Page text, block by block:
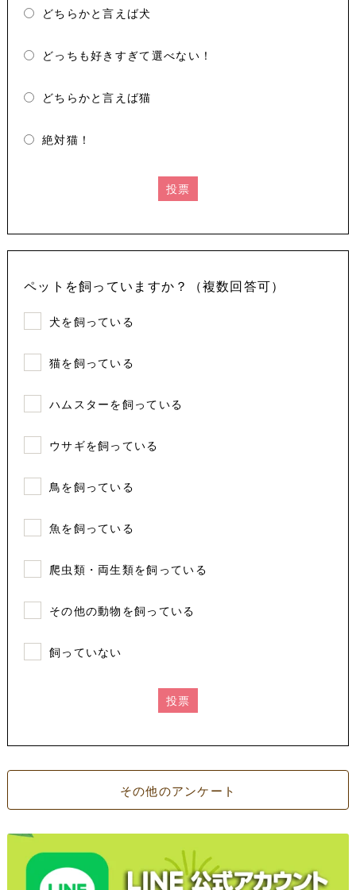
どちらかと言えば犬
どっちも好きすぎて選べない！
どちらかと言えば猫
絶対猫！
投票
ペットを飼っていますか？（複数回答可）
犬を飼っている
猫を飼っている
ハムスターを飼っている
ウサギを飼っている
鳥を飼っている
魚を飼っている
爬虫類・両生類を飼っている
その他の動物を飼っている
飼っていない
投票
その他のアンケート